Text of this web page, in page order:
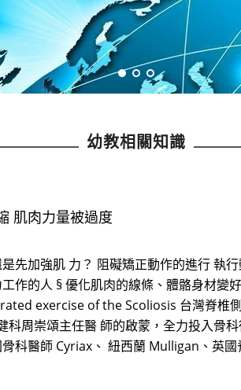
幼教相關知識
肌肉力量被過度
先加強肌 力？ 阻礙矯正動作的進行 執
作的人 § 優化肌肉的線條、體骼身材變
exercise of the Scoliosis 台灣脊椎
科周崇頌主任醫 師的啟蒙，全力投入
科醫師 Cyriax、 紐西蘭 Mulligan、英